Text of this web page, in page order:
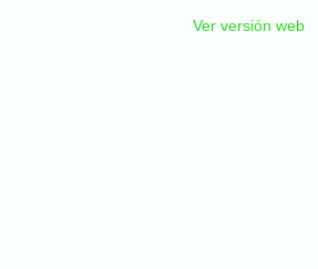
Ver versión web